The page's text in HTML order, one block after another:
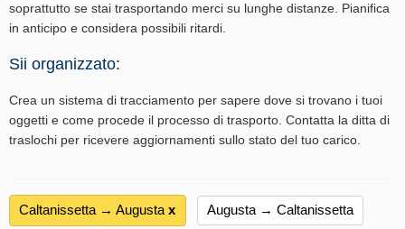
soprattutto se stai trasportando merci su lunghe distanze. Pianifica
in anticipo e considera possibili ritardi.
Sii organizzato:
Crea un sistema di tracciamento per sapere dove si trovano i tuoi
oggetti e come procede il processo di trasporto. Contatta la ditta di
traslochi per ricevere aggiornamenti sullo stato del tuo carico.
Caltanissetta → Augusta х Augusta → Caltanissetta